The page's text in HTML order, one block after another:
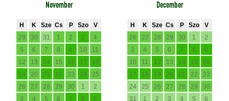
November
H K Sze Cs P Szo
V
29
30 31 1 2 3
4
5
6 7 8 9 10
11
12
13 14 15 16 17
18
19
20 21 22 23 24
25
26
27 28 29 30 1
2
3
4 5 6 7 8 9
December
H K Sze Cs P Szo
V
26
27 28 29 30 1
2
3
4 5 6 7 8
9
10
11 12 13 14 15
16
17
18 19 20 21 22
23
24
25 26 27 28 29
30
31
1 2 3 4 5 6